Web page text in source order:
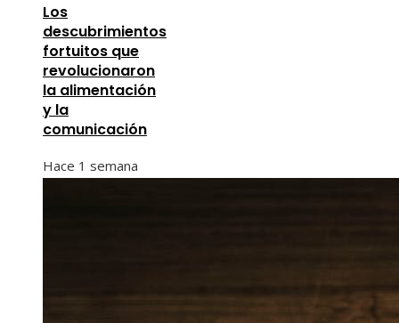
Los
descubrimientos
fortuitos que
revolucionaron
la alimentación
y la
comunicación
Hace 1 semana